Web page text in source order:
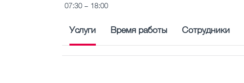
07:30 – 18:00
Услуги Время работы Сотрудники